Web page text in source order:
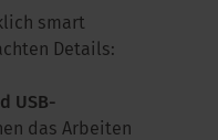
smart
Details:
USB-
das Arbeiten